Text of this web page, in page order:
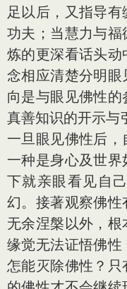
足以后，又指导
功夫；当慧力与
炼的更深看话头
念相应清楚分明
向是与眼见佛性
真善知识的开示与
一旦眼见佛性后
一种是身心及世
下就亲眼看见自
幻。接著观察佛性
无余涅槃以外，
缘觉无法证悟佛性
怎能灭除佛性？